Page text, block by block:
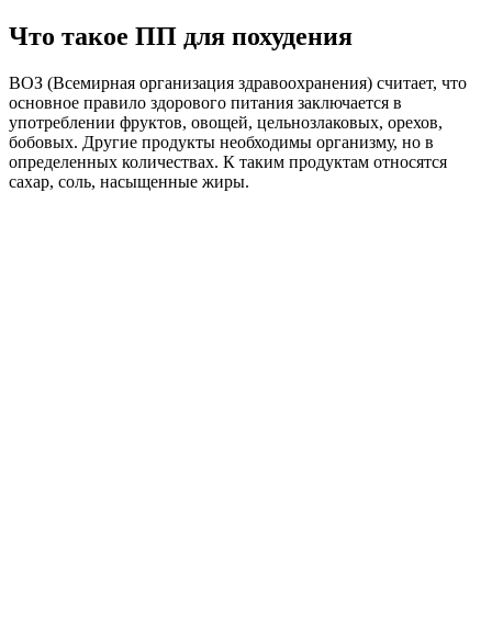
Что такое ПП для похудения
ВОЗ (Всемирная организация здравоохранения) считает, что
основное правило здорового питания заключается в
употреблении фруктов, овощей, цельнозлаковых, орехов,
бобовых. Другие продукты необходимы организму, но в
определенных количествах. К таким продуктам относятся
сахар, соль, насыщенные жиры.